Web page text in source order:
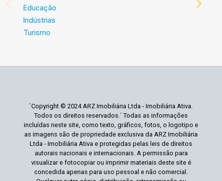
Educação
Indústrias
Turismo
`Copyright © 2024 ARZ Imobiliária Ltda - Imobiliária Ativa.
Todos os direitos reservados.` Todas as informações
incluídas neste site, como texto, gráficos, fotos, o logotipo e
as imagens são de propriedade exclusiva da ARZ Imobiliária
Ltda - Imobiliária Ativa e protegidas pelas leis de direitos
autorais nacionais e internacionais. A permissão para
visualizar e fotocopiar ou imprimir materiais deste site é
concedida apenas para uso pessoal e não comercial.